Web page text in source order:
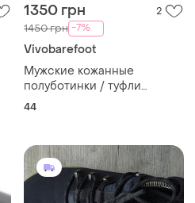
1350 грн 2
1450 грн -7%
Vivobarefoot
Мужские кожанные
полуботинки / туфли
vivobarefoot ra ii barefoot
44